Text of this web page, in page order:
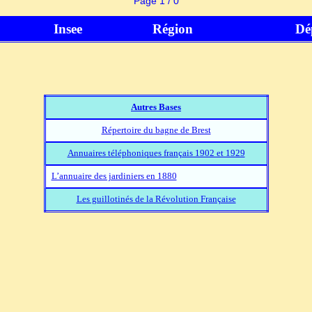
Insee Région
Autres Bases
Répertoire du bagne de Brest
Annuaires téléphoniques français 1902 et 1929
L’annuaire des jardiniers en 1880
Les guillotinés de la Révolution Française